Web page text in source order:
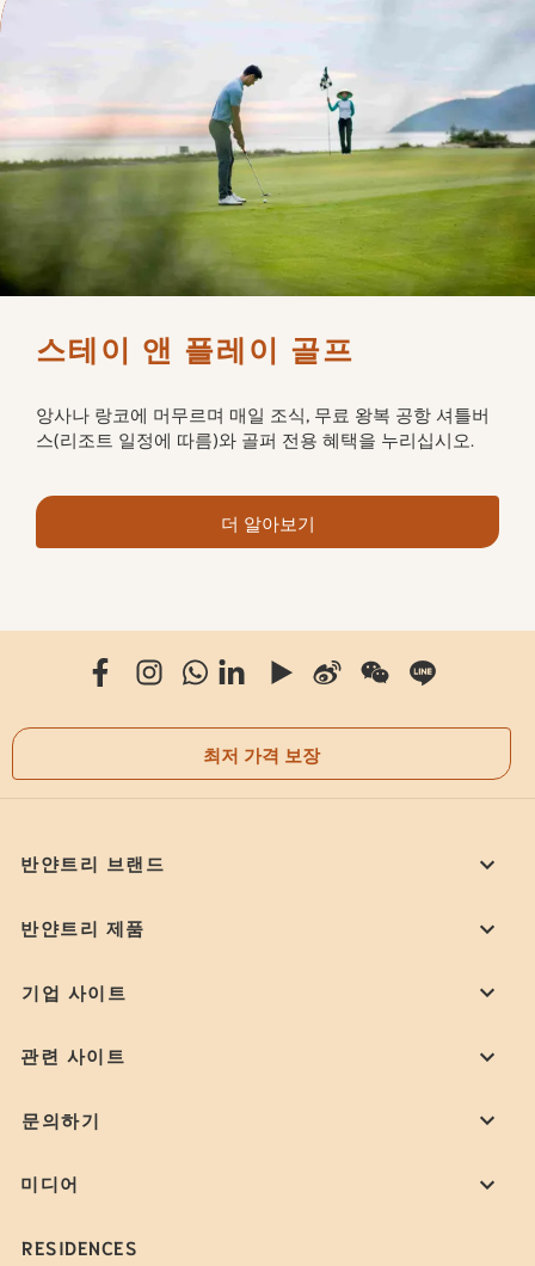
스테이 앤 플레이 골프
앙사나 랑코에 머무르며 매일 조식, 무료 왕복 공항 셔틀버
스(리조트 일정에 따름)와 골퍼 전용 혜택을 누리십시오.
더 알아보기
최저 가격 보장
반얀트리 브랜드
반얀트리 제품
기업 사이트
관련 사이트
문의하기
미디어
RESIDENCES